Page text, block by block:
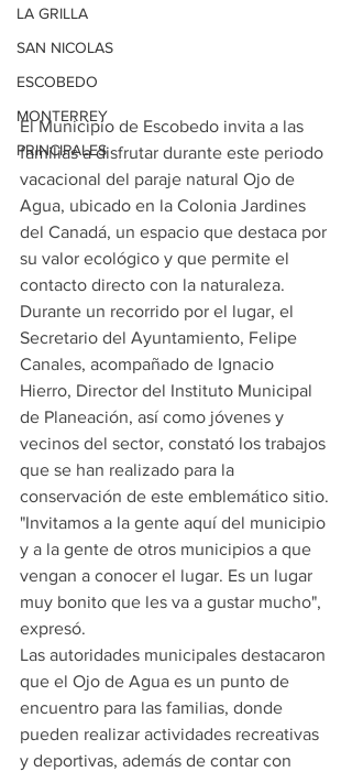
LA GRILLA
SAN NICOLAS
ESCOBEDO
MONTERREY
PRINCIPALES
El Municipio de Escobedo invita a las
familias a disfrutar durante este periodo
vacacional del paraje natural Ojo de
Agua, ubicado en la Colonia Jardines
del Canadá, un espacio que destaca por
su valor ecológico y que permite el
contacto directo con la naturaleza.
Durante un recorrido por el lugar, el
Secretario del Ayuntamiento, Felipe
Canales, acompañado de Ignacio
Hierro, Director del Instituto Municipal
de Planeación, así como jóvenes y
vecinos del sector, constató los trabajos
que se han realizado para la
conservación de este emblemático sitio.
"Invitamos a la gente aquí del municipio
y a la gente de otros municipios a que
vengan a conocer el lugar. Es un lugar
muy bonito que les va a gustar mucho",
expresó.
Las autoridades municipales destacaron
que el Ojo de Agua es un punto de
encuentro para las familias, donde
pueden realizar actividades recreativas
y deportivas, además de contar con